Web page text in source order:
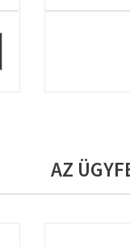
AZ